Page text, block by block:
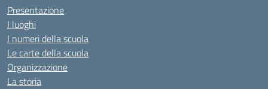
Presentazione
I luoghi
I numeri della scuola
Le carte della scuola
Organizzazione
La storia